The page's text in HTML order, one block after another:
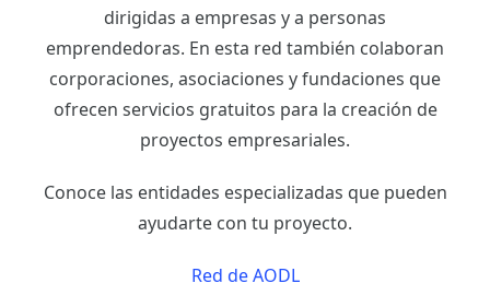
dirigidas a empresas y a personas
emprendedoras. En esta red también colaboran
corporaciones, asociaciones y fundaciones que
ofrecen servicios gratuitos para la creación de
proyectos empresariales.
Conoce las entidades especializadas que pueden
ayudarte con tu proyecto.
Red de AODL